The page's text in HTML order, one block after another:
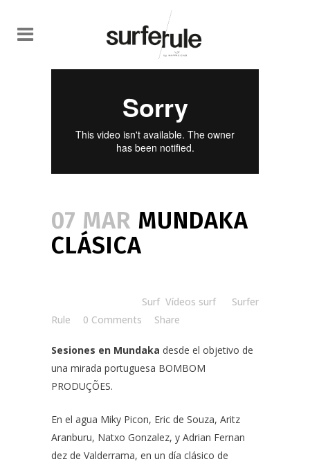
07 MAR MUNDAKA
CLÁSICA
Surf Vídeos surf
Surfer
Rule
0 Comments Share
Sesiones en Mundaka desde el objetivo de
una mirada portuguesa BOMBOM
PRODUÇÕES.
En el agua Miky Picon, Eric de Souza, Aritz
Aranburu, Natxo Gonzalez, y Adrian Fernan
dez de Valderrama, en un día clásico de